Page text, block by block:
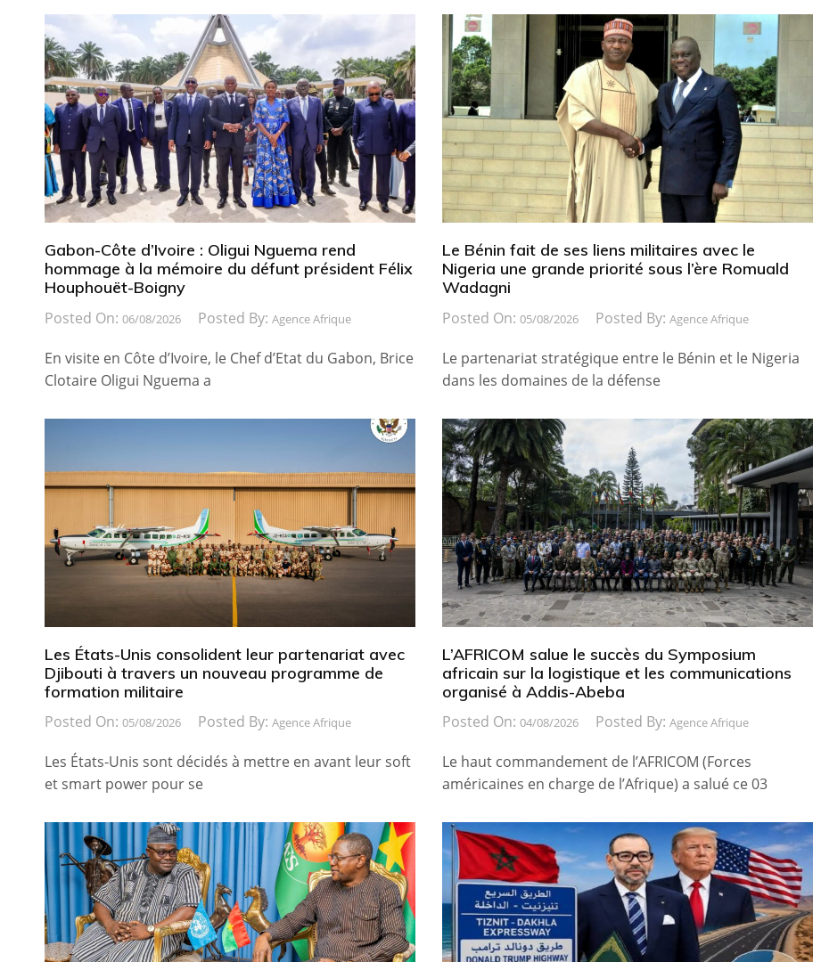
Gabon-Côte d’Ivoire : Oligui Nguema rend
hommage à la mémoire du défunt président Félix
Houphouët-Boigny
Posted On: 06/08/2026 Posted By: Agence Afrique
En visite en Côte d’Ivoire, le Chef d’Etat du Gabon, Brice
Clotaire Oligui Nguema a
Le Bénin fait de ses liens militaires avec le
Nigeria une grande priorité sous l’ère Romuald
Wadagni
Posted On: 05/08/2026 Posted By: Agence Afrique
Le partenariat stratégique entre le Bénin et le Nigeria
dans les domaines de la défense
Les États-Unis consolident leur partenariat avec
Djibouti à travers un nouveau programme de
formation militaire
Posted On: 05/08/2026 Posted By: Agence Afrique
Les États-Unis sont décidés à mettre en avant leur soft
et smart power pour se
L’AFRICOM salue le succès du Symposium
africain sur la logistique et les communications
organisé à Addis-Abeba
Posted On: 04/08/2026 Posted By: Agence Afrique
Le haut commandement de l’AFRICOM (Forces
américaines en charge de l’Afrique) a salué ce 03